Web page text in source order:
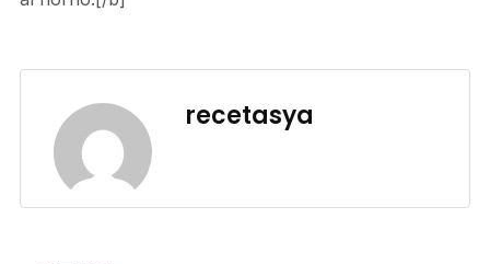
recetasya